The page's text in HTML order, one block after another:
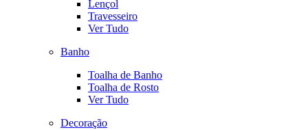
Lençol
Travesseiro
Ver Tudo
Banho
Toalha de Banho
Toalha de Rosto
Ver Tudo
Decoração